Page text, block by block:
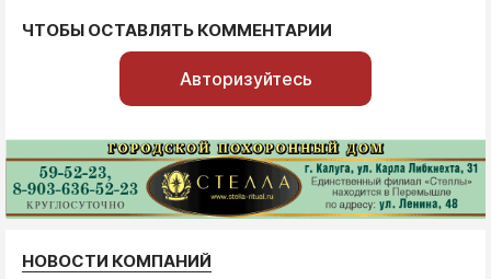
ЧТОБЫ ОСТАВЛЯТЬ КОММЕНТАРИИ
Авторизуйтесь
НОВОСТИ КОМПАНИЙ